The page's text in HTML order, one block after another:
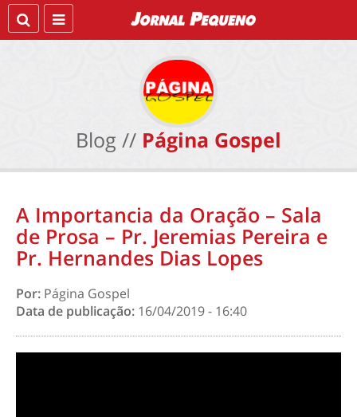
Blog // Página Gospel
A Importancia da Oração – Sala
de Prosa – Pr. Jeremias Pereira e
Pr. Hernandes Dias Lopes
Por: Página Gospel
Data de publicação: 16/04/2019 - 16:40